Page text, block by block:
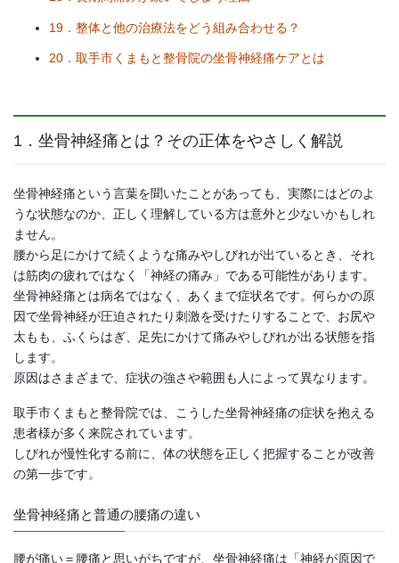
19．整体と他の治療法をどう組み合わせる？
20．取手市くまもと整骨院の坐骨神経痛ケアとは
1．坐骨神経痛とは？その正体をやさしく解説
坐骨神経痛という言葉を聞いたことがあっても、実際にはどのよ
うな状態なのか、正しく理解している方は意外と少ないかもしれ
ません。
腰から足にかけて続くような痛みやしびれが出ているとき、それ
は筋肉の疲れではなく「神経の痛み」である可能性があります。
坐骨神経痛とは病名ではなく、あくまで症状名です。何らかの原
因で坐骨神経が圧迫されたり刺激を受けたりすることで、お尻や
太もも、ふくらはぎ、足先にかけて痛みやしびれが出る状態を指
します。
原因はさまざまで、症状の強さや範囲も人によって異なります。
取手市くまもと整骨院では、こうした坐骨神経痛の症状を抱える
患者様が多く来院されています。
しびれが慢性化する前に、体の状態を正しく把握することが改善
の第一歩です。
坐骨神経痛と普通の腰痛の違い
腰が痛い＝腰痛と思いがちですが、坐骨神経痛は「神経が原因で